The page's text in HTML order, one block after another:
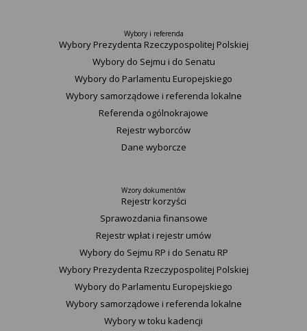
Wybory i referenda
Wybory Prezydenta Rzeczypospolitej Polskiej
Wybory do Sejmu i do Senatu
Wybory do Parlamentu Europejskiego
Wybory samorządowe i referenda lokalne
Referenda ogólnokrajowe
Rejestr wyborców
Dane wyborcze
Wzory dokumentów
Rejestr korzyści
Sprawozdania finansowe
Rejestr wpłat i rejestr umów
Wybory do Sejmu RP i do Senatu RP
Wybory Prezydenta Rzeczypospolitej Polskiej
Wybory do Parlamentu Europejskiego
Wybory samorządowe i referenda lokalne
Wybory w toku kadencji